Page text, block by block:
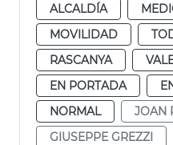
ALCALDÍA
MOVILIDAD
RASCANYA
EN PORTADA
NORMAL
JOAN
GIUSEPPE GREZZI